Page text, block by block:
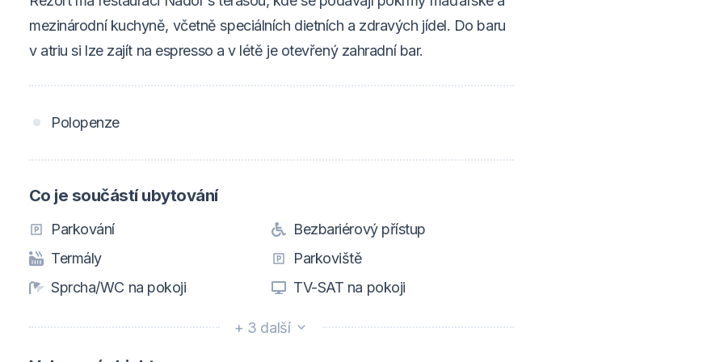
mezinárodní kuchyně, včetně speciálních dietních a zdravých jídel. Do baru
v atriu si lze zajít na espresso a v létě je otevřený zahradní bar.
Polopenze
Co je součástí ubytování
Parkování
Bezbariérový přístup
Termály
Parkoviště
Sprcha/WC na pokoji
TV-SAT na pokoji
+ 3 další